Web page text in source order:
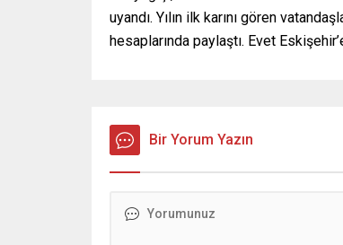
uyandı. Yılın ilk karını gören
hesaplarında paylaştı. Evet
Bir Yorum Yazın